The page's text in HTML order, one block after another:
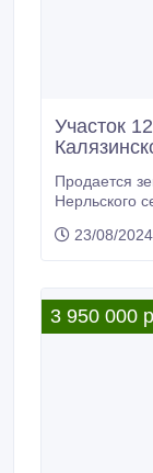
Участок
Продается
Нерльского
Га. К №
для дачного
(разумный
23/08/2024
3 950 000